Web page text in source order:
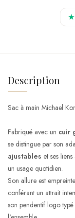
★
Description
Sac à main Michael
Fabriqué avec un cuir
se distingue par son
ajustables et ses
un usage quotidien.
Son allure est
conférant un attrait
son pendentif logo